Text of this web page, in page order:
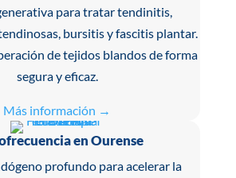
para tratar tendinitis,
bursitis y fascitis plantar.
de tejidos blandos de forma
segura y eficaz.
Más información →
en Ourense
profundo para acelerar la